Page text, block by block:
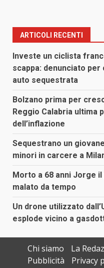
ARTICOLI RECENTI
Investe un ciclista
scappa: denunciato
auto sequestrata
Bolzano prima per
Reggio Calabria ultima
dell’inflazione
Sequestrano un
minori in carcere a
Morto a 68 anni Jorge
malato da tempo
Un drone utilizzato
esplode vicino a
Chi siamo
La
Pubblicità
Privacy